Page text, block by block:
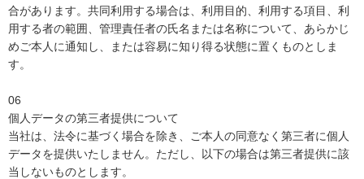
合があります。共同利用する場合は、利用目的、利用する項目、利
用する者の範囲、管理責任者の氏名または名称について、あらかじ
めご本人に通知し、または容易に知り得る状態に置くものとしま
す。
06
個人データの第三者提供について
当社は、法令に基づく場合を除き、ご本人の同意なく第三者に個人
データを提供いたしません。ただし、以下の場合は第三者提供に該
当しないものとします。